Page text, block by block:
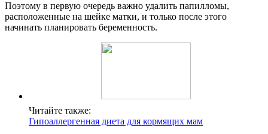
Поэтому в первую очередь важно удалить папилломы,
расположенные на шейке матки, и только после этого
начинать планировать беременность.
Читайте также:
Гипоаллергенная диета для кормящих мам